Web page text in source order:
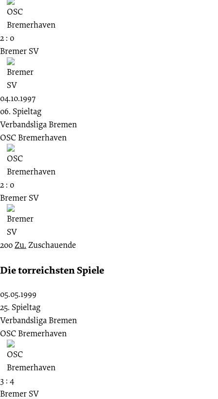
2 : 0
Bremer SV
04.10.1997
06. Spieltag
Verbandsliga Bremen
OSC Bremerhaven
2 : 0
Bremer SV
200Zu. Zuschauende
Die torreichsten Spiele
05.05.1999
25. Spieltag
Verbandsliga Bremen
OSC Bremerhaven
3 : 4
Bremer SV